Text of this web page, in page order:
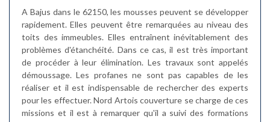
A Bajus dans le 62150, les mousses peuvent se développer
rapidement. Elles peuvent être remarquées au niveau des
toits des immeubles. Elles entraînent inévitablement des
problèmes d'étanchéité. Dans ce cas, il est très important
de procéder à leur élimination. Les travaux sont appelés
démoussage. Les profanes ne sont pas capables de les
réaliser et il est indispensable de rechercher des experts
pour les effectuer. Nord Artois couverture se charge de ces
missions et il est à remarquer qu'il a suivi des formations